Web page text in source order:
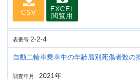
CSV
EXCEL
閲覧用
表番号 2-2-4
自動二輪車乗車中の年齢層別死傷者数の
調査年月 2021年